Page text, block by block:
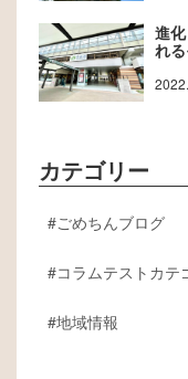
進
れ
カテゴリー
ごめちんブログ
コラムテストカテ
地域情報